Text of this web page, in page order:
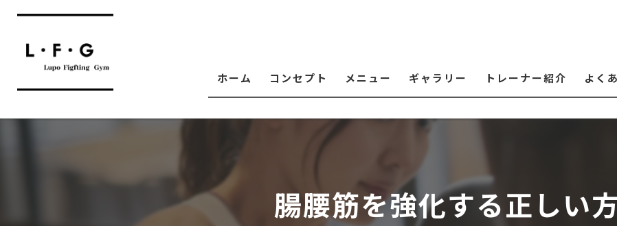
ホーム コンセプト メニュー ギャラリー トレーナー紹介 よく
腸腰筋を強化する正しい